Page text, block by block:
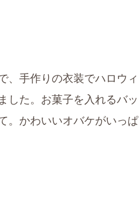
、手作りの衣装でハロウィ
した。お菓子を入れるバッ
。かわいいオバケがいっぱ